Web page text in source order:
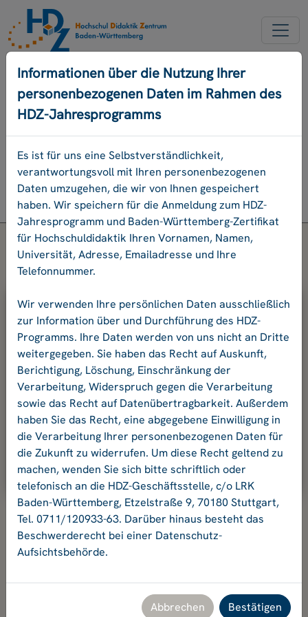
NEUER ACCOUNT
PASSWORD VERGESSEN
ENGLISCH
Programm
Login
Bitte geben Sie Ihre E-Mail-Adresse
und Ihr Passwort an.
E-Mail-Adresse:
Passwort:
Ok
Hochschuldidaktikzentrum Baden-Württemberg
Etzelstraße 9, 70180 Stuttgart, Tel. +49 711 120933-63,
Informationen über die Nutzung Ihrer
personenbezogenen Daten im Rahmen des
HDZ-Jahresprogramms
Es ist für uns eine Selbstverständlichkeit,
verantwortungsvoll mit Ihren personenbezogenen
Daten umzugehen, die wir von Ihnen gespeichert
haben. Wir speichern für die Anmeldung zum HDZ-
Jahresprogramm und Baden-Württemberg-Zertifikat
für Hochschuldidaktik Ihren Vornamen, Namen,
Universität, Adresse, Emailadresse und Ihre
Telefonnummer.
Wir verwenden Ihre persönlichen Daten ausschließlich
zur Information über und Durchführung des HDZ-
Programms. Ihre Daten werden von uns nicht an Dritte
weitergegeben. Sie haben das Recht auf Auskunft,
Berichtigung, Löschung, Einschränkung der
Verarbeitung, Widerspruch gegen die Verarbeitung
sowie das Recht auf Datenübertragbarkeit. Außerdem
haben Sie das Recht, eine abgegebene Einwilligung in
die Verarbeitung Ihrer personenbezogenen Daten für
die Zukunft zu widerrufen. Um diese Recht geltend zu
machen, wenden Sie sich bitte schriftlich oder
telefonisch an die HDZ-Geschäftsstelle, c/o LRK
Baden-Württemberg, Etzelstraße 9, 70180 Stuttgart,
Tel. 0711/120933-63. Darüber hinaus besteht das
Beschwerderecht bei einer Datenschutz-
Aufsichtsbehörde.
Abbrechen Bestätigen